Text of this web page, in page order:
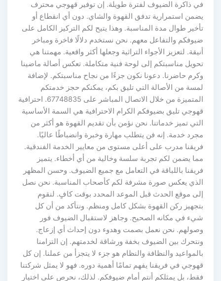
في ذاكرة الضيوف لفترة طويلة. إن توفير قهوجي محترف
يضمن استمرارية تدفق القهوة والشاي. دون أي انقطاع أو
تأخير طوال مدة المناسبة. وهذا يتيح لكم التركيز الكامل على
ضيوفكم والتفاعل معهم. نحن نستخدم دلالًا فاخرة ومباخر
أنيقة. لتعزيز الأجواء التراثية وجعلها أكثر واقعية. مهمتنا هي
تحويل مناسبتكم إلى لوحة فنية متكاملة. تعكس أصالة ماضينا
وكرم حاضرنا. دعونا نكون جزءًا من نجاح مناسبتكم. لإضافة
لمسة من الأصالة التي تليق بكم، يمكنكم حجز خدمتكم
المتميزة من خلال الاتصال المباشر على 67748835. احترافية
قهوجي تليق بضيوفكم الكرام الاحترافية هي السمة الأساسية
التي تميز خدماتنا. نحن نؤمن بأن تقديم القهوة هو أكثر من
مجرد خدمة. إنه فن يتطلب مهارة وخبرة وانضباطًا عاليًا.
فريقنا مدرب على أعلى مستوى من معايير الخدمة الفندقية.
مما يضمن لكم تجربة سلسة وخالية من أي أخطاء. يتميز
فريقنا باللباقة في التعامل مع جميع الضيوف. وحسن المظهر
الذي يعكس صورة مشرفة لكم كأصحاب المناسبة. نحن نصل
إلى موقع الحدث قبل الموعد المحدد بوقت كافٍ. لنقوم
بتجهيز ركن القهوة بشكل كامل ومنظم. ونتأكد من أن كل
شيء في مكانه الصحيح. وجاهز لاستقبال الضيوف فور
وصولهم. نحن نعمل بصمت وهدوء دون إحداث أي إزعاج.
ونتحرك بين الضيوف بخفة ورشاقة لخدمتهم. إن التزامنا
بالمواعيد والنظافة والنظام هو جزء لا يتجزأ من عملنا. إن كل
قهوجي في فريقنا يفهم تمامًا أهمية دوره. فهو لا يمثل شركتنا
فقط، بل يمثلكم أنتم أمام ضيوفكم. لذلك، نحرص على اختيار